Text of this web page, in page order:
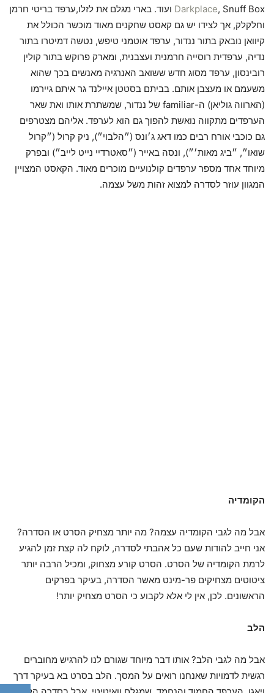
Darkplace , Snuff Box ועוד. בארי מגלם את לזלו,ערפד בריטי חרמן
וחלקלק, אך לצידו יש גם קאסט שחקנים מאוד מוכשר הכולל את
קיוואן נובאק בתור ננדור, ערפד אוטמני טיפש, נטשה דמיטרו בתור
נדיה, ערפדית רוסייה חרמנית ועצבנית, ומארק פרוקש בתור קולין
רובינסון, ערפד מסוג חדש ששואב האנרגיה מאנשים בכך שהוא
משעמם או מעצבן אותם. בביתם בסטטן איילנד גר איתם גיירמו
(הארווה גוליאן) ה-familiar של ננדור, שמשתרת אותו ואת שאר
הערפדים מתקווה נואשת להפוך גם הוא לערפד. אליהם מצטרפים
גם כוכבי אורח רבים כמו דאג ג׳ונס (״הלבוי״), ניק קרול (״קרול
שואו״, ״ביג מאות׳״), ונסה באייר (״סאטרדיי נייט לייב״) ובפרק
מיוחד אחד מספר ערפדים קולנועיים מוכרים מאוד. הקאסט המצויין
המגוון עוזר לסדרה למצוא זהות משל עצמה.
הקומדיה
אבל מה לגבי הקומדיה עצמה? מה יותר מצחיק הסרט או הסדרה?
אני חייב להודות שעם כל אהבתי לסדרה, לוקח לה קצת זמן להגיע
לרמת הקומדיה של הסרט. הסרט קורע מצחוק, ומכיל הרבה יותר
ציטוטים מצחיקים פר-מינט מאשר הסדרה, בעיקר בפרקים
הראשונים. לכן, אין לי אלא לקבוע כי הסרט מצחיק יותר!
הלב
אבל מה לגבי הלב? אותו דבר מיוחד שגורם לנו להרגיש מחוברים
רגשית לדמויות שאנחנו רואים על המסך. הלב בסרט בא בעיקר דרך